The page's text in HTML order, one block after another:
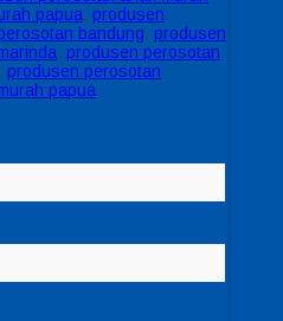
papua, produsen
bandung, produsen
, produsen perosotan
, produsen perosotan
papua